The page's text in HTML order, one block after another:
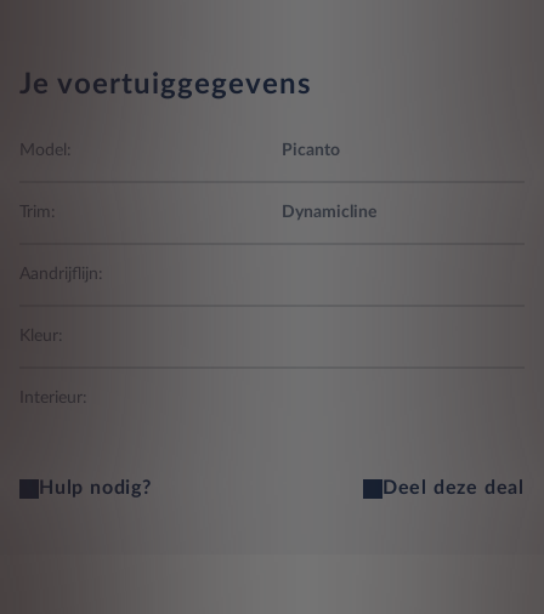
Je voertuiggegevens
Model: Picanto
Trim: Dynamicline
Aandrijflijn:
Kleur:
Interieur:
Hulp nodig? Deel deze deal